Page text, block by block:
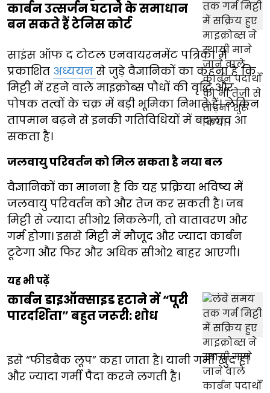
कार्बन उत्सर्जन घटाने के समाधान
बन सकते हैं टेनिस कोर्ट
साइंस ऑफ द टोटल एनवायरनमेंट पत्रिका में
प्रकाशित अध्ययन से जुड़े वैज्ञानिकों का कहना है कि
मिट्टी में रहने वाले माइक्रोब्स पौधों की वृद्धि और
पोषक तत्वों के चक्र में बड़ी भूमिका निभाते हैं। लेकिन
तापमान बढ़ने से इनकी गतिविधियों में बदलाव आ
सकता है।
जलवायु परिवर्तन को मिल सकता है नया बल
वैज्ञानिकों का मानना है कि यह प्रक्रिया भविष्य में
जलवायु परिवर्तन को और तेज कर सकती है। जब
मिट्टी से ज्यादा सीओ2 निकलेगी, तो वातावरण और
गर्म होगा। इससे मिट्टी में मौजूद और ज्यादा कार्बन
टूटेगा और फिर और अधिक सीओ2 बाहर आएगी।
यह भी पढ़ें
कार्बन डाइऑक्साइड हटाने में “पूरी
पारदर्शिता” बहुत जरूरी: शोध
इसे “फीडबैक लूप” कहा जाता है। यानी गर्मी खुद ही
और ज्यादा गर्मी पैदा करने लगती है।